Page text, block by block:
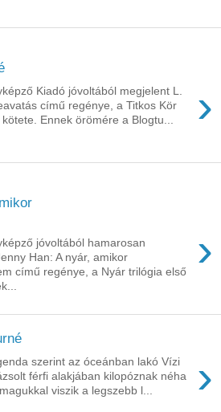
›
Kiadó jóvoltából megjelent L.
című regénye, a Titkos Kör
Ennek örömére a Blogtu...
›
jóvoltából hamarosan
Han: A nyár, amikor
című regénye, a Nyár trilógia első
›
szerint az óceánban lakó Vízi
férfi alakjában kilopóznak néha
viszik a legszebb l...